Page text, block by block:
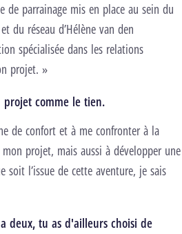
de parrainage mis en place au sein du
du réseau d’Hélène van den
spécialisée dans les relations
projet. »
comme le tien.
de confort et à me confronter à la
projet, mais aussi à développer une
soit l’issue de cette aventure, je sais
deux, tu as d'ailleurs choisi de